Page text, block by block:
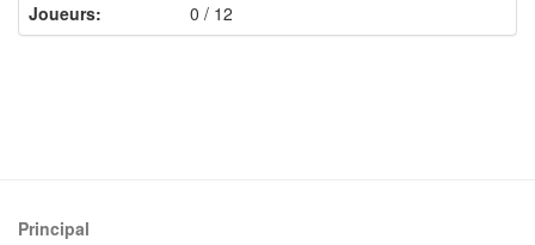
Joueurs:
0 / 12
Principal